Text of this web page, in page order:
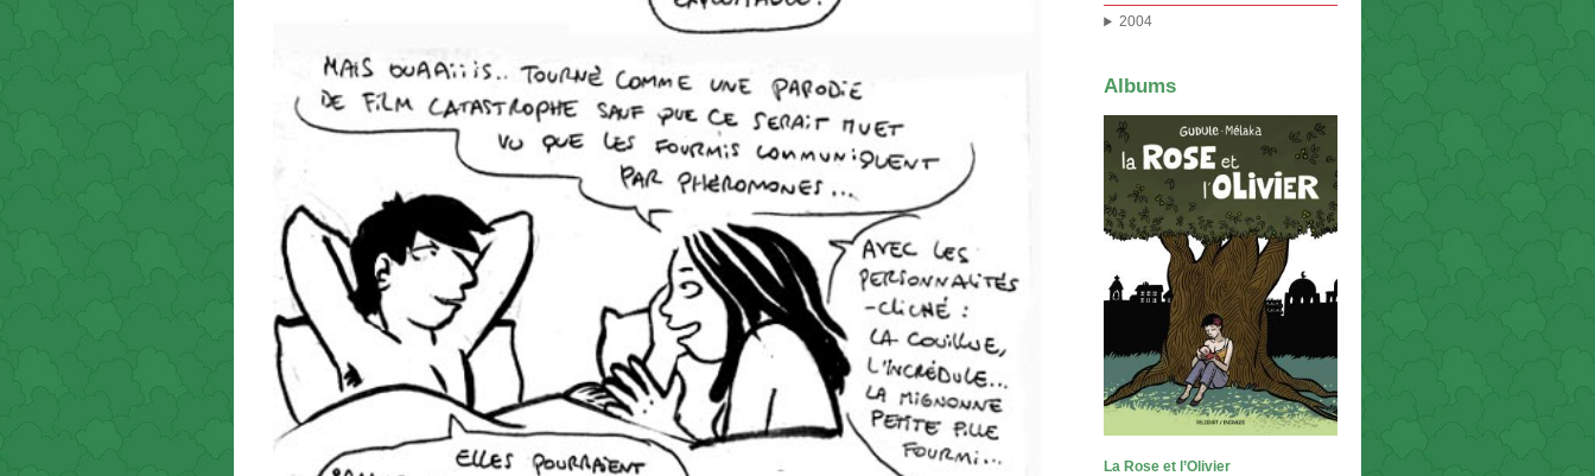
2004
Albums
La Rose et l’Olivier